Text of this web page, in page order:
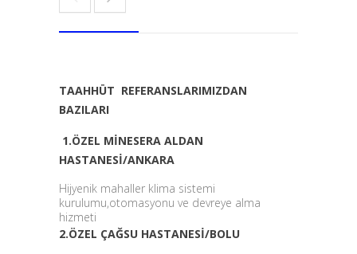
TAAHHÜT REFERANSLARIMIZDAN
BAZILARI
1.ÖZEL MİNESERA ALDAN
HASTANESİ/ANKARA
Hijyenik mahaller klima sistemi
kurulumu,otomasyonu ve devreye alma
hizmeti
2.ÖZEL ÇAĞSU HASTANESİ/BOLU